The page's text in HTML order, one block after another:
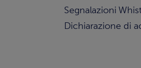
Segnalazioni
Dichiarazione di